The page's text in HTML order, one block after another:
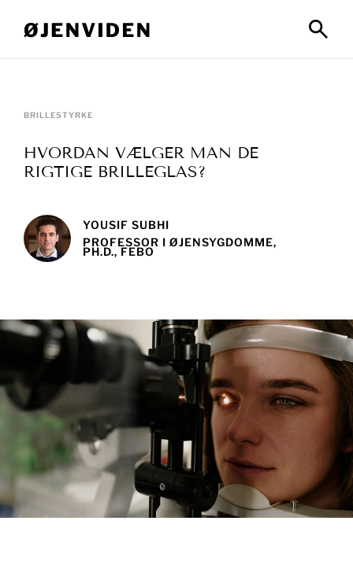
BRILLESTYRKE
HVORDAN VÆLGER MAN DE
RIGTIGE BRILLEGLAS?
YOUSIF SUBHI
PROFESSOR I ØJENSYGDOMME,
PH.D., FEBO